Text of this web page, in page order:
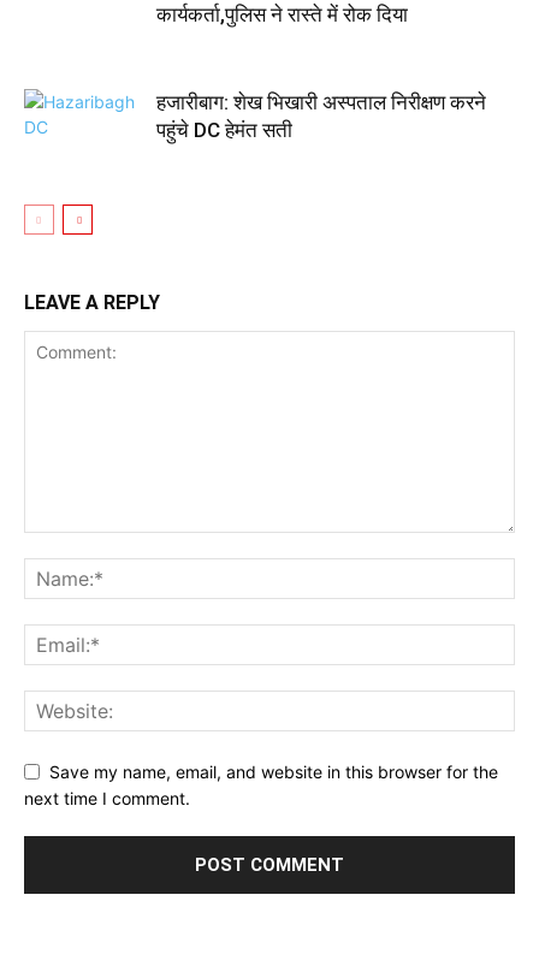
कार्यकर्ता,पुलिस ने रास्ते में रोक दिया
हजारीबाग: शेख भिखारी अस्पताल निरीक्षण करने
पहुंचे DC हेमंत सती
LEAVE A REPLY
Save my name, email, and website in this browser for the
next time I comment.